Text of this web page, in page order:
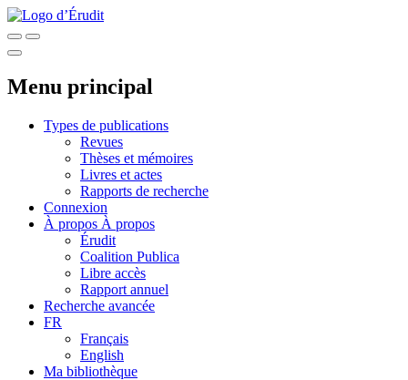
Menu principal
Types de publications
Revues
Thèses et mémoires
Livres et actes
Rapports de recherche
Connexion
À propos À propos
Érudit
Coalition Publica
Libre accès
Rapport annuel
Recherche avancée
FR
Français
English
Ma bibliothèque